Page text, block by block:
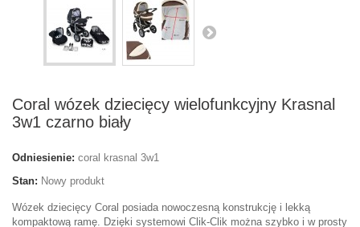
Coral wózek dziecięcy wielofunkcyjny Krasnal
3w1 czarno biały
Odniesienie: coral krasnal 3w1
Stan: Nowy produkt
Wózek dziecięcy Coral posiada nowoczesną konstrukcję i lekką
kompaktową ramę. Dzięki systemowi Clik-Clik można szybko i w prosty